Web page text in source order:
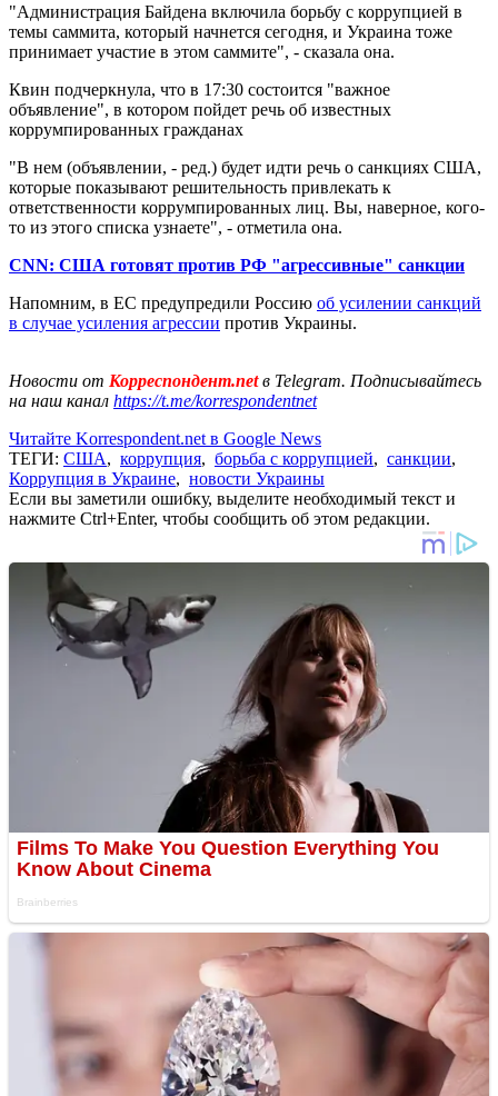
"Администрация Байдена включила борьбу с коррупцией в
темы саммита, который начнется сегодня, и Украина тоже
принимает участие в этом саммите", - сказала она.
Квин подчеркнула, что в 17:30 состоится "важное
объявление", в котором пойдет речь об известных
коррумпированных гражданах
"В нем (объявлении, - ред.) будет идти речь о санкциях США,
которые показывают решительность привлекать к
ответственности коррумпированных лиц. Вы, наверное, кого-
то из этого списка узнаете", - отметила она.
CNN: США готовят против РФ "агрессивные" санкции
Напомним, в ЕС предупредили Россию об усилении санкций
в случае усиления агрессии против Украины.
Новости от Корреспондент.netв Telegram. Подписывайтесь
на наш канал https://t.me/korrespondentnet
Читайте Korrespondent.net в Google News
ТЕГИ: США, коррупция, борьба с коррупцией, санкции,
Коррупция в Украине, новости Украины
Если вы заметили ошибку, выделите необходимый текст и
нажмите Ctrl+Enter, чтобы сообщить об этом редакции.